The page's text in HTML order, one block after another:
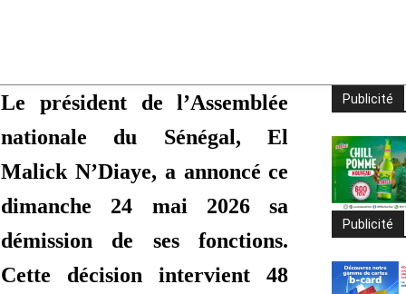
Le président de l’Assemblée
nationale du Sénégal, El
Malick N’Diaye, a annoncé ce
dimanche 24 mai 2026 sa
démission de ses fonctions.
Cette décision intervient 48
Publicité
Publicité